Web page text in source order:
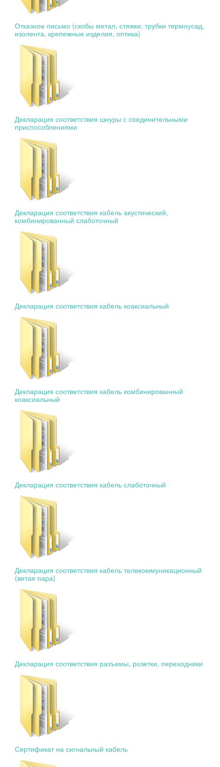
Отказное письмо (скобы метал, стяжки, трубки термоусад,
изолента, крепежные изделия, оптика)
Декларация соответствия шнуры с соединительными
приспособлениями
Декларация соответствия кабель акустический,
комбинированный слаботочный
Декларация соответствия кабель коаксиальный
Декларация соответствия кабель комбинированный
коаксиальный
Декларация соответствия кабель слаботочный
Декларация соответствия кабель телекоммуникационный
(витая пара)
Декларация соответствия разъемы, розетки, переходники
Сертификат на сигнальный кабель